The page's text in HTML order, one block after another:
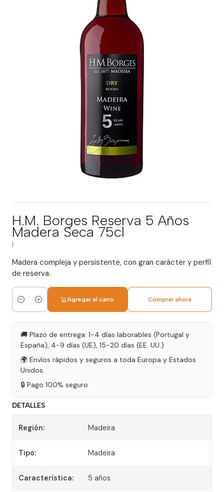
H.M. Borges Reserva 5 Años
Madera Seca 75cl
Madera compleja y persistente, con gran carácter y perfil
de reserva.
Cantidad
Agregar al carro Comprar ahora
🚚 Plazo de entrega: 1-4 días laborables (Portugal y
España), 4-9 días (UE), 15-20 días (EE. UU.)
🌍 Envíos rápidos y seguros a toda Europa y Estados
Unidos.
🔒 Pago 100% seguro
DETALLES
Región: Madeira
Tipo: Madeira
Característica: 5 años